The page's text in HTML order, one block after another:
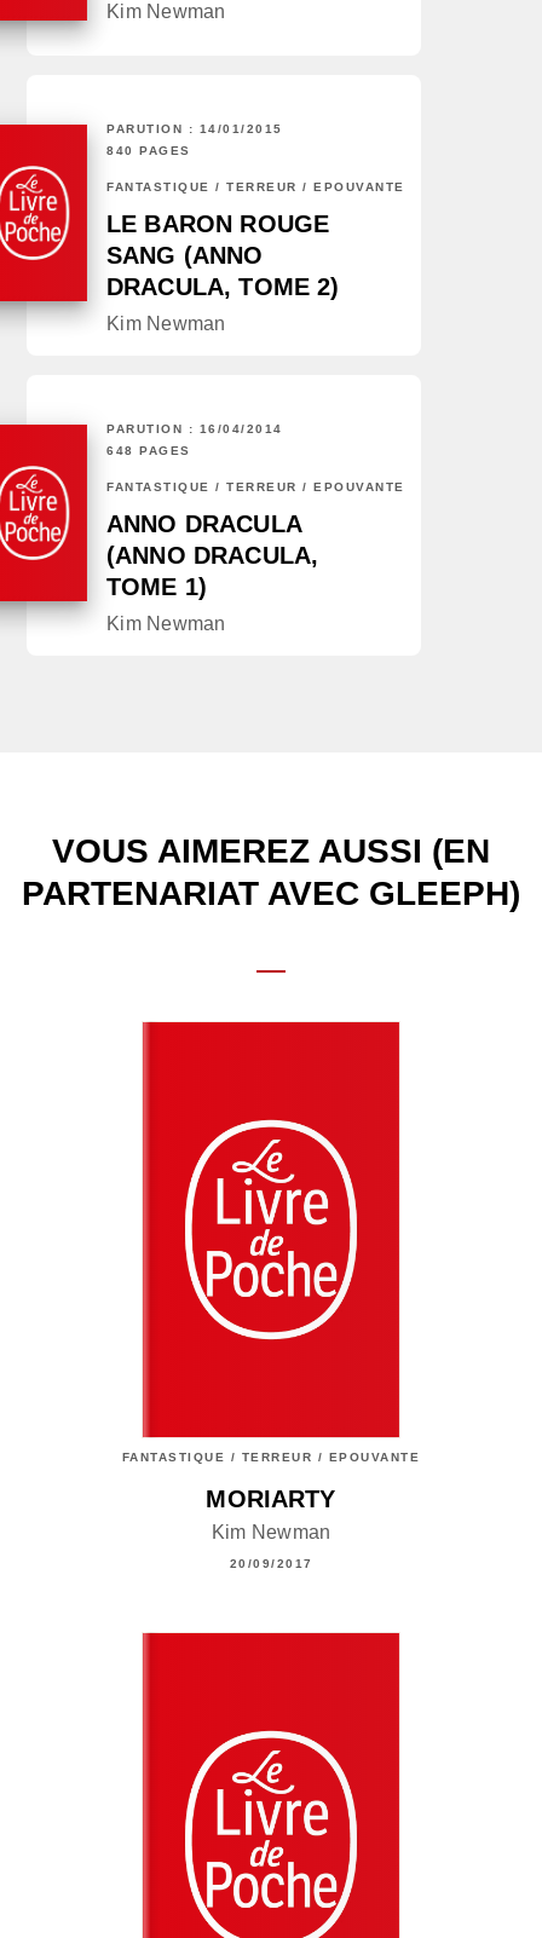
Kim Newman
PARUTION : 14/01/2015
840 PAGES
FANTASTIQUE / TERREUR / EPOUVANTE
LE BARON ROUGE
SANG (ANNO
DRACULA, TOME 2)
Kim Newman
PARUTION : 16/04/2014
648 PAGES
FANTASTIQUE / TERREUR / EPOUVANTE
ANNO DRACULA
(ANNO DRACULA,
TOME 1)
Kim Newman
VOUS AIMEREZ AUSSI (EN
PARTENARIAT AVEC GLEEPH)
FANTASTIQUE / TERREUR / EPOUVANTE
MORIARTY
Kim Newman
20/09/2017